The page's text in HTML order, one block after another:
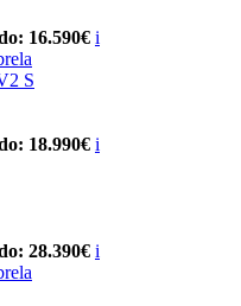
16.590€ i
S
18.990€ i
28.390€ i